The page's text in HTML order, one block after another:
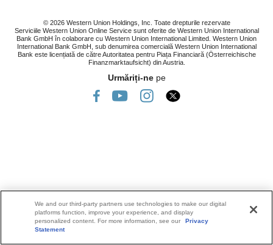
© 2026 Western Union Holdings, Inc. Toate drepturile rezervate
Serviciile Western Union Online Service sunt oferite de Western Union International
Bank GmbH în colaborare cu Western Union International Limited. Western Union
International Bank GmbH, sub denumirea comercială Western Union International
Bank este licențiată de către Autoritatea pentru Piața Financiară (Österreichische
Finanzmarktaufsicht) din Austria.
Urmăriți-nepe
We and our third-party partners use technologies to make our digital
platforms function, improve your experience, and display
personalized content. For more information, see our
Privacy
Statement